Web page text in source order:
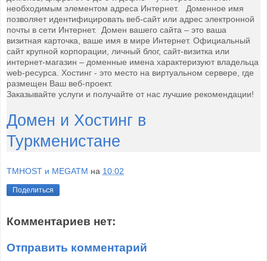
необходимым элементом адреса Интернет.
Доменное имя
позволяет идентифицировать веб-сайт или адрес электронной
почты в сети Интернет. Домен вашего сайта – это ваша
визитная карточка, ваше имя в мире Интернет. Официальный
сайт крупной корпорации, личный блог, сайт-визитка или
интернет-магазин – доменные имена характеризуют владельца
web-ресурса. Хостинг - это место на виртуальном сервере, где
размещен Ваш веб-проект.
Заказывайте услуги и получайте от нас лучшие рекомендации!
Домен и Хостинг в
Туркменистане
TMHOST и MEGATM на 10:02
Поделиться
Комментариев нет:
Отправить комментарий